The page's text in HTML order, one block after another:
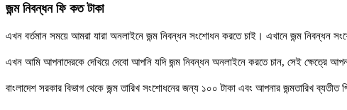
জন্ম নিবন্ধন ফি কত টাকা
এখন বর্তমান সময়ে আমরা যারা অনলাইনে জন্ম নিবন্ধন সংশোধন করতে চাই। এখানে জন্ম নিবন্ধন
এখন আমি আপনাদেরকে দেখিয়ে দেবো আপনি যদি জন্ম নিবন্ধন অনলাইনে করতে চান, সেই ক্ষেত্রে
বাংলাদেশ সরকার বিভাগ থেকে জন্ম তারিখ সংশোধনের জন্য ১০০ টাকা এবং আপনার জন্মতারিখ